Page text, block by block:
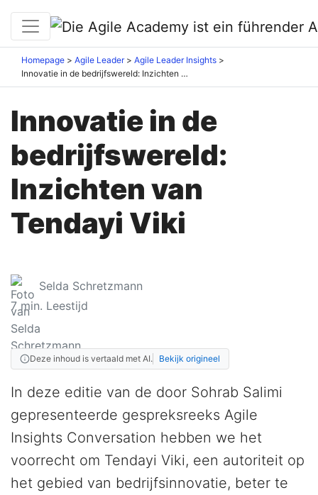
Homepage Agile Leader
Agile Leader Insights
Innovatie in de bedrijfswereld: Inzichten van Tendayi Viki
Innovatie in de
bedrijfswereld:
Inzichten van
Tendayi Viki
Selda Schretzmann
7min. Leestijd
Deze inhoud is vertaald met AI. Bekijk origineel
In deze editie van de door Sohrab Salimi
gepresenteerde gespreksreeks Agile
Insights Conversation hebben we het
voorrecht om Tendayi Viki, een autoriteit op
het gebied van bedrijfsinnovatie, beter te